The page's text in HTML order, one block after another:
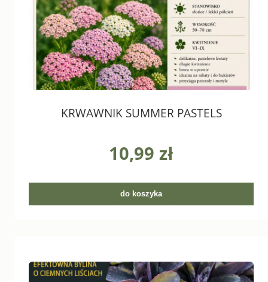
KRWAWNIK SUMMER PASTELS
10,99 zł
do koszyka